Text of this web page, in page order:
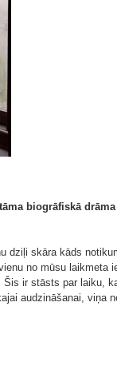
biogrāfiskā
dziļi skāra kāds
no mūsu laikmeta
ir stāsts par laiku,
audzināšanai, viņa